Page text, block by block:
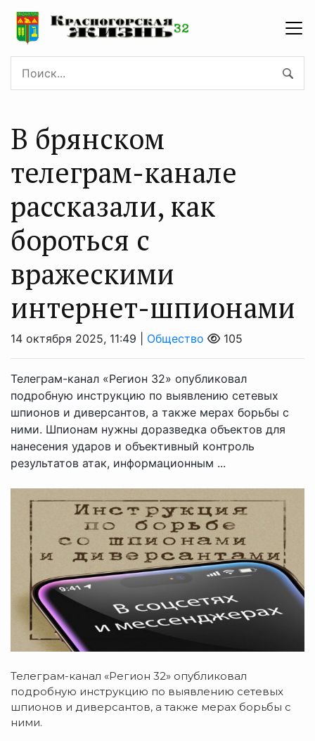
В брянском
телеграм-канале
рассказали, как
бороться с
вражескими
интернет-шпионами
14 октября 2025, 11:49 | Общество 105
Телеграм-канал «Регион 32» опубликовал
подробную инструкцию по выявлению сетевых
шпионов и диверсантов, а также мерах борьбы с
ними. Шпионам нужны доразведка объектов для
нанесения ударов и объективный контроль
результатов атак, информационным ...
Телеграм-канал «Регион 32» опубликовал
подробную инструкцию по выявлению сетевых
шпионов и диверсантов, а также мерах борьбы с
ними.